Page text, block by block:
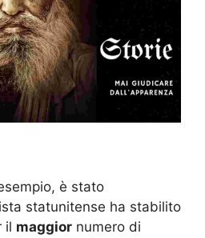
è stato
statunitense ha stabilito
il maggior numero di